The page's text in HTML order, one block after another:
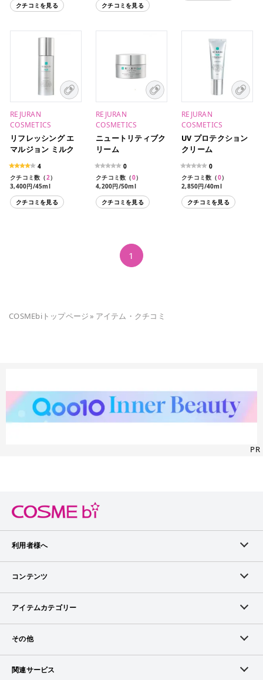
クチコミを見る
クチコミを見る
REJURAN
COSMETICS
リフレッシング エ
マルジョン ミルク
4
クチコミ数（2）
3,400円/45ml
クチコミを見る
REJURAN
COSMETICS
ニュートリティブク
リーム
0
クチコミ数（0）
4,200円/50ml
クチコミを見る
REJURAN
COSMETICS
UV プロテクション
クリーム
0
クチコミ数（0）
2,850円/40ml
クチコミを見る
1
COSMEbiトップページ» アイテム・クチコミ
PR
利用者様へ
メンバーログイン
メンバー会員について
アイテム掲載リクエスト
コンテンツ
ランキング
ブランドから探す
アイテムカテゴリー
スキンケア
その他
お問い合わせ（ブランド様）
関連サービス